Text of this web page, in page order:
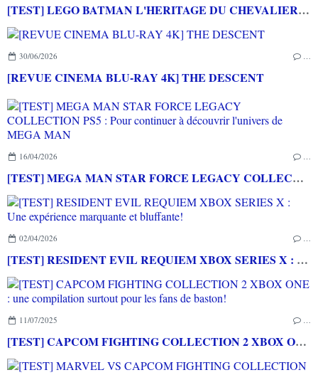
[TEST] LEGO BATMAN L'HERITAGE DU CHEVALIER NOIR XBOX SERIES X : C'est Batman Arkham City en LEGO!
30/06/2026
[REVUE CINEMA BLU-RAY 4K] THE DESCENT
16/04/2026
[TEST] MEGA MAN STAR FORCE LEGACY COLLECTION PS5 : Pour continuer à découvrir l'univers de MEGA MAN
02/04/2026
[TEST] RESIDENT EVIL REQUIEM XBOX SERIES X : Une expérience marquante et bluffante!
11/07/2025
[TEST] CAPCOM FIGHTING COLLECTION 2 XBOX ONE : une compilation surtout pour les fans de baston!